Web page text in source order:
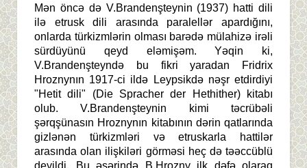
Mən öncə də V.Brandenşteynin (1937) hatti dili
ilə etrusk dili arasında paralellər apardığını,
onlarda türkizmlərin olması barədə mülahizə irəli
sürdüyünü qeyd eləmişəm. Yəqin ki,
V.Brandenşteyndə bu fikri yaradan Fridrix
Hroznynın 1917-ci ildə Leypsikdə nəşr etdirdiyi
"Hetit dili" (Die Spracher der Hethither) kitabı
olub. V.Brandenşteynin kimi təcrübəli
şərqşünasın Hroznynın kitabının dərin qatlarında
gizlənən türkizmləri və etruskarla hattilər
arasında olan ilişkiləri görməsi heç də təəccüblü
deyildi. Bu əsərində B.Hrozny ilk dəfə olaraq